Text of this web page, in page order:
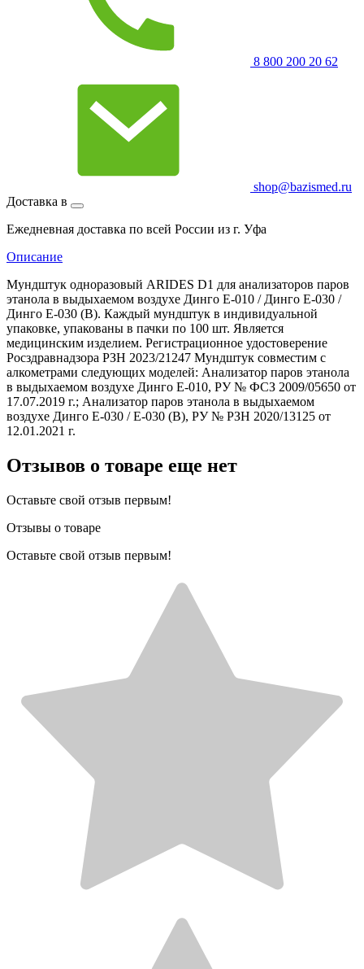
8 800 200 20 62
shop@bazismed.ru
Доставка в
Ежедневная доставка по всей России из г. Уфа
Описание
Мундштук одноразовый ARIDES D1 для анализаторов паров
этанола в выдыхаемом воздухе Динго Е-010 / Динго Е-030 /
Динго Е-030 (В). Каждый мундштук в индивидуальной
упаковке, упакованы в пачки по 100 шт. Является
медицинским изделием. Регистрационное удостоверение
Росздравнадзора РЗН 2023/21247 Мундштук совместим с
алкометрами следующих моделей: Анализатор паров этанола
в выдыхаемом воздухе Динго Е-010, РУ № ФСЗ 2009/05650 от
17.07.2019 г.; Анализатор паров этанола в выдыхаемом
воздухе Динго Е-030 / Е-030 (В), РУ № РЗН 2020/13125 от
12.01.2021 г.
Отзывов о товаре еще нет
Оставьте свой отзыв первым!
Отзывы о товаре
Оставьте свой отзыв первым!